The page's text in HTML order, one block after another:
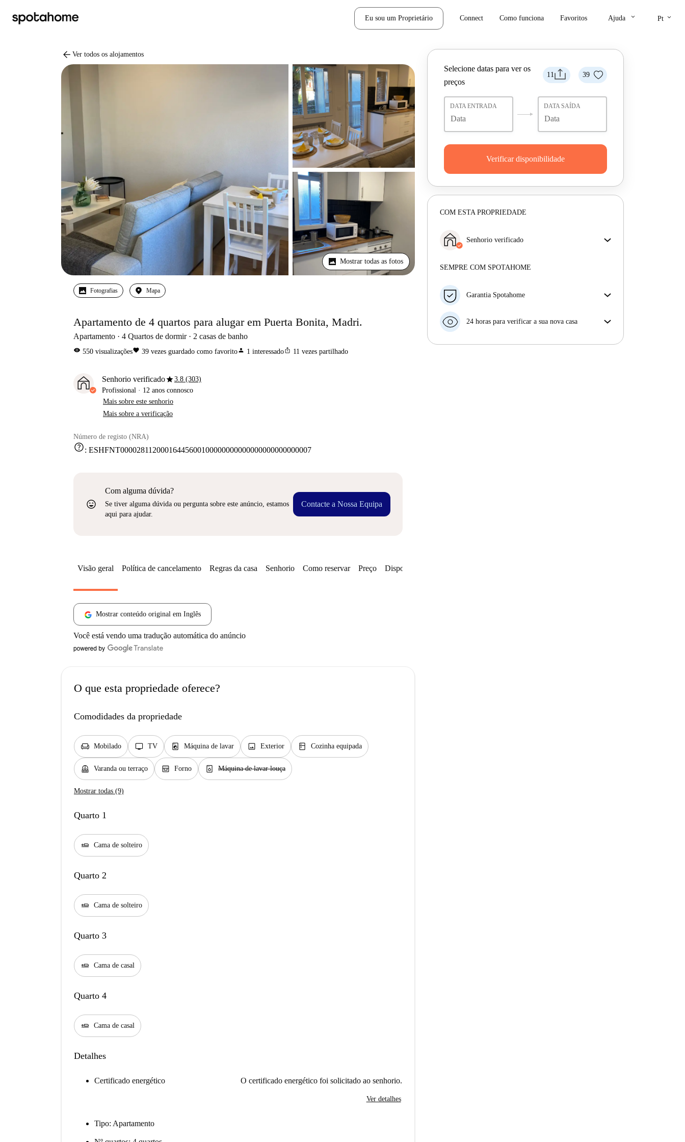
Eu sou um Proprietário Connect Como funciona Favoritos Ajuda keyboard_arrow_down Pt keyboard_arrow_down
arrow_back Ver todos os alojamentos
Mostrar todas as fotos
Fotografias Mapa
Apartamento de 4 quartos para alugar em Puerta Bonita, Madri.
Apartamento 4 Quartos de dormir 2 casas de banho
visibility 550 visualizaçõesfavorite 39 vezes guardado como favoritoperson 1 interessadoios_share 11 vezes partilhado
Senhorio verificadostar3.8 (303)
Profissional · 12 anos connosco
Mais sobre este senhorio
Mais sobre a verificação
Número de registo (NRA)
help: ESHFNT00002811200016445600100000000000000000000000007
sentiment_very_satisfied
Com alguma dúvida?
Se tiver alguma dúvida ou pergunta sobre este anúncio, estamos
aqui para ajudar.
Contacte a Nossa Equipa
11 39
Selecione datas para ver os
preços
DATA ENTRADA DATA SAÍDA
Verificar disponibilidade
COM ESTA PROPRIEDADE
Senhorio verificado
Mais sobre este senhorio
SEMPRE COM SPOTAHOME
Garantia Spotahome
antecedência, nós iremos A) pagar um hotel e ajudá-
seu dinheiro na totalidade.
24 horas para verificar a sua nova casa
Visão geral Política de cancelamento Regras da casa Senhorio Como reservar Preço Disponibilidades
Mostrar conteúdo original em Inglês
Você está vendo uma tradução automática do anúncio
O que esta propriedade oferece?
Comodidades da propriedade
chair Mobilado tv TV local_laundry_service Máquina de lavar image Exterior kitchen Cozinha equipada
balcony Varanda ou terraço oven_gen Forno dishwasher_gen Máquina de lavar louça
Mostrar todas (9)
Quarto 1
airline_seat_flat Cama de solteiro
Quarto 2
airline_seat_flat Cama de solteiro
Quarto 3
airline_seat_flat Cama de casal
Quarto 4
airline_seat_flat Cama de casal
Detalhes
Certificado energético O certificado energético foi solicitado ao senhorio.
Ver detalhes
Tipo: Apartamento